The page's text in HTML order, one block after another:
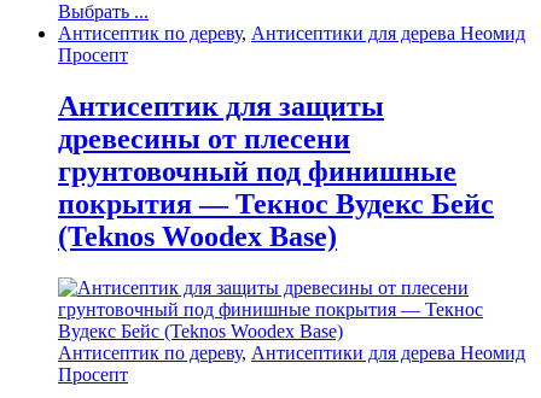
Выбрать ...
Антисептик по дереву, Антисептики для дерева Неомид
Просепт
Антисептик для защиты
древесины от плесени
грунтовочный под финишные
покрытия — Текнос Вудекс Бейс
(Teknos Woodex Base)
Антисептик по дереву, Антисептики для дерева Неомид
Просепт